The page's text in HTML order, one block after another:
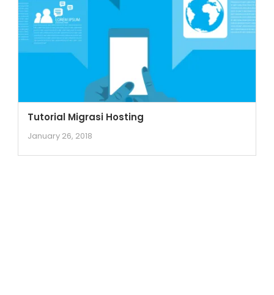
Tutorial Migrasi Hosting
January 26, 2018